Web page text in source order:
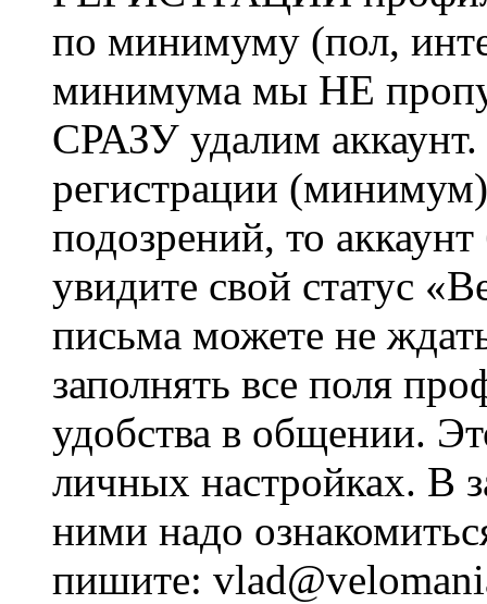
по минимуму (пол,
минимума мы НЕ
СРАЗУ удалим
регистрации
подозрений, то
увидите свой статус
письма можете не
заполнять все поля
удобства в общении.
личных настройках. В
ними надо
пишите: